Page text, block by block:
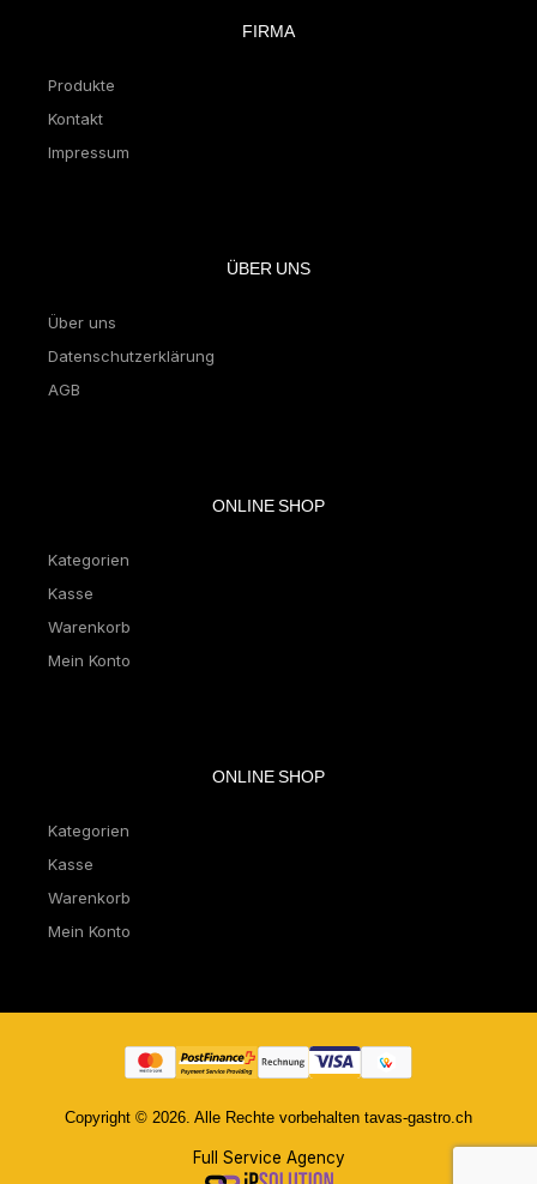
FIRMA
Produkte
Kontakt
Impressum
ÜBER UNS
Über uns
Datenschutzerklärung
AGB
ONLINE SHOP
Kategorien
Kasse
Warenkorb
Mein Konto
ONLINE SHOP
Kategorien
Kasse
Warenkorb
Mein Konto
Copyright © 2026. Alle Rechte vorbehalten tavas-gastro.ch
Full Service Agency